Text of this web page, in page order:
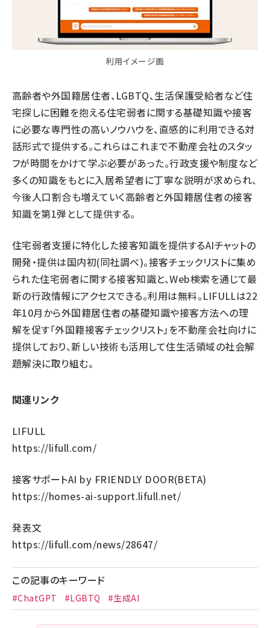
利用イメージ画
高齢者や外国籍居住者、LGBTQ、生活保護受給者など住
宅探しに困難を抱える住宅弱者に関する基礎知識や接客
に必要な専門性の高いノウハウを、直感的に利用できる対
話形式で提供する。これらはこれまで不動産会社のスタッ
フが時間をかけて学ぶ必要があった。行政支援や制度など
多くの知識をもとに入居希望者に丁寧な説明が求められ、
今後人口割合も増えていく高齢者と外国籍居住者の接客
知識を第1弾として提供する。
住宅弱者支援に特化した接客知識を提供するAIチャットの
開発・提供は国内初(同社調べ)。接客チェックリストに集め
られた住宅弱者に関する接客知識と、Web検索を通じて最
新の行政情報にアクセスできる。利用は無料。LIFULLは22
年10月から外国籍居住者の基礎知識や接客方法への理
解を促す「外国籍接客チェックリスト」を不動産会社向けに
提供しており、新しい技術も活用して住生活領域の社会解
題解決に取り組む。
関連リンク
LIFULL
https://lifull.com/
接客サポートAI by FRIENDLY DOOR(BETA)
https://homes-ai-support.lifull.net/
発表文
https://lifull.com/news/28647/
この記事のキーワード
#ChatGPT #LGBTQ #生成AI